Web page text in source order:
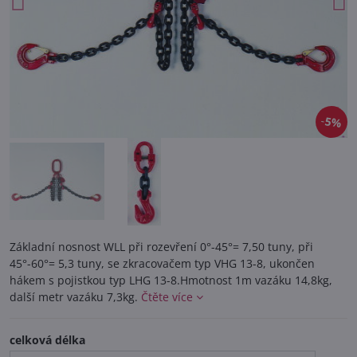
5%
Základní nosnost WLL při rozevření 0°-45°= 7,50 tuny, při
45°-60°= 5,3 tuny, se zkracovačem typ VHG 13-8, ukončen
hákem s pojistkou typ LHG 13-8.Hmotnost 1m vazáku 14,8kg,
další metr vazáku 7,3kg. Čtěte více
celková délka